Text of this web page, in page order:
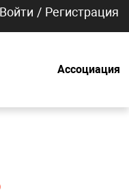
Войти / Регистрация
Ассоциация